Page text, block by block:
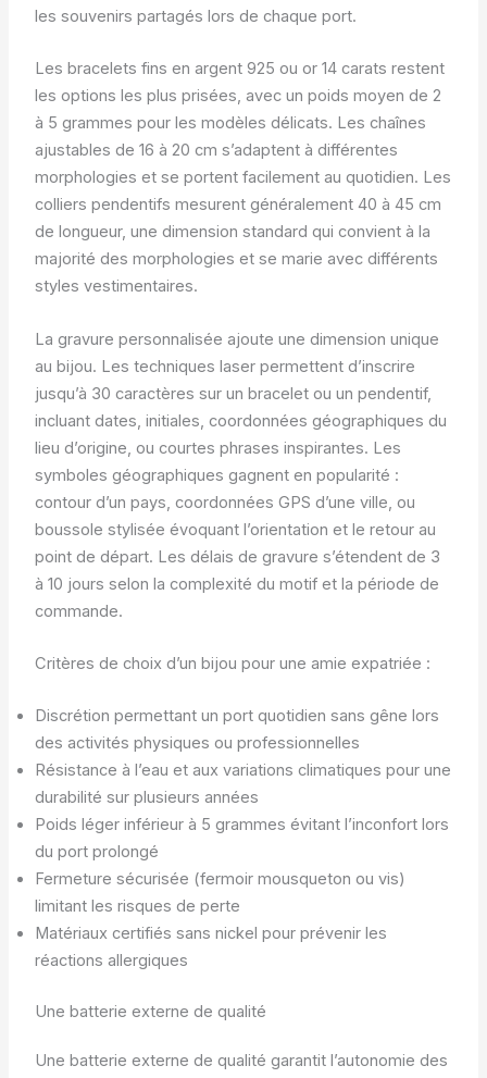
les souvenirs partagés lors de chaque port.
Les bracelets fins en argent 925 ou or 14 carats restent
les options les plus prisées, avec un poids moyen de 2
à 5 grammes pour les modèles délicats. Les chaînes
ajustables de 16 à 20 cm s’adaptent à différentes
morphologies et se portent facilement au quotidien. Les
colliers pendentifs mesurent généralement 40 à 45 cm
de longueur, une dimension standard qui convient à la
majorité des morphologies et se marie avec différents
styles vestimentaires.
La gravure personnalisée ajoute une dimension unique
au bijou. Les techniques laser permettent d’inscrire
jusqu’à 30 caractères sur un bracelet ou un pendentif,
incluant dates, initiales, coordonnées géographiques du
lieu d’origine, ou courtes phrases inspirantes. Les
symboles géographiques gagnent en popularité :
contour d’un pays, coordonnées GPS d’une ville, ou
boussole stylisée évoquant l’orientation et le retour au
point de départ. Les délais de gravure s’étendent de 3
à 10 jours selon la complexité du motif et la période de
commande.
Critères de choix d’un bijou pour une amie expatriée :
Discrétion permettant un port quotidien sans gêne lors
des activités physiques ou professionnelles
Résistance à l’eau et aux variations climatiques pour une
durabilité sur plusieurs années
Poids léger inférieur à 5 grammes évitant l’inconfort lors
du port prolongé
Fermeture sécurisée (fermoir mousqueton ou vis)
limitant les risques de perte
Matériaux certifiés sans nickel pour prévenir les
réactions allergiques
Une batterie externe de qualité
Une batterie externe de qualité garantit l’autonomie des